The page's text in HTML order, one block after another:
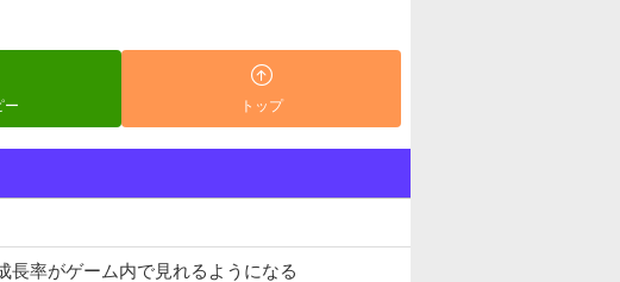
ー トップ
長率がゲーム内で見れるようになる